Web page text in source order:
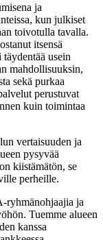
ja
kun julkiset
toivotulla tavalla.
itsensä
usein
mahdollisuuksin,
sekä purkaa
perustuvat
kuin toimintaa
vertaisuuden ja
pysyvää
kiistämätön, se
perheille.
ja
Tuemme alueen
kanssa